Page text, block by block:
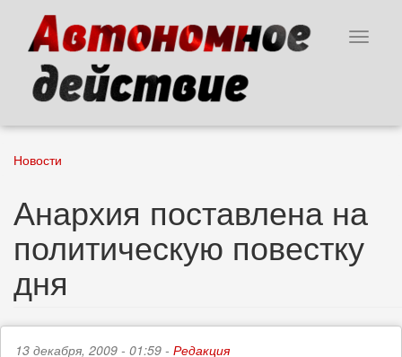
основному
содержанию
Toggle
Новости
Анархия поставлена на
политическую повестку
дня
13 декабря, 2009 - 01:59 - Редакция